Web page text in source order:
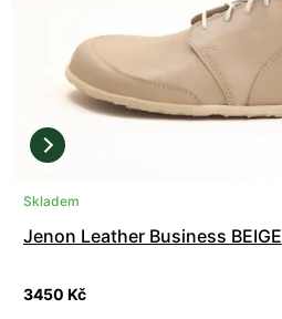
Skladem
Jenon Leather Business BEIGE
3450 Kč